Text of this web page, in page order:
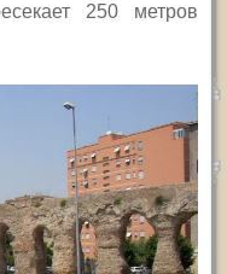
250 метров